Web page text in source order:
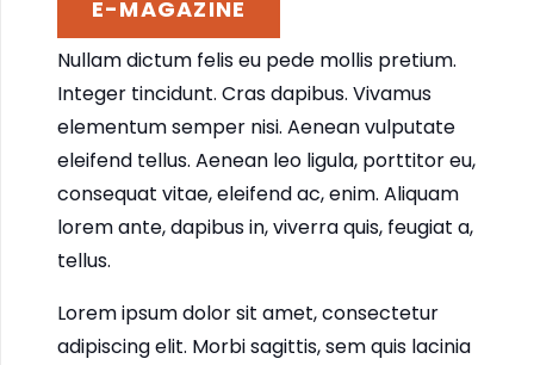
E-MAGAZINE
Nullam dictum felis eu pede mollis pretium.
Integer tincidunt. Cras dapibus. Vivamus
elementum semper nisi. Aenean vulputate
eleifend tellus. Aenean leo ligula, porttitor eu,
consequat vitae, eleifend ac, enim. Aliquam
lorem ante, dapibus in, viverra quis, feugiat a,
tellus.
Lorem ipsum dolor sit amet, consectetur
adipiscing elit. Morbi sagittis, sem quis lacinia